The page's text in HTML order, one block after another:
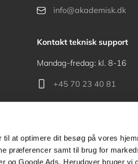
at optimere dit besøg på vores
præferencer samt til brug for
og Google Ads. Herudover bruger vi
info@akademisk.dk
Kontakt teknisk support
Mandag-fredag: kl. 8-16
+45 70 23 40 81